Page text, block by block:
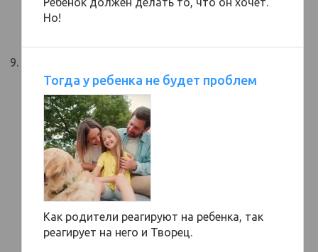
Но!
Тогда у ребенка не будет проблем
Как родители реагируют на ребенка, так
реагирует на него и Творец.